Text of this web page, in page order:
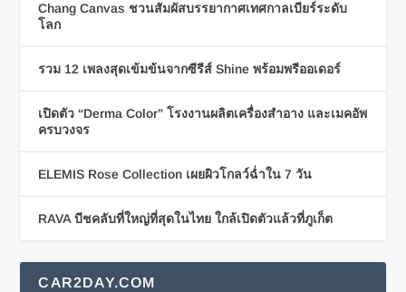
Chang Canvas ชวนสัมผัสบรรยากาศเทศกาลเบียร์ระดับ
โลก
รวม 12 เพลงสุดเข้มข้นจากซีรีส์ Shine พร้อมพรีออเดอร์
เปิดตัว “Derma Color” โรงงานผลิตเครื่องสำอาง และเมคอัพ
ครบวงจร
ELEMIS Rose Collection เผยผิวโกลว์ฉ่ำใน 7 วัน
RAVA บีชคลับที่ใหญ่ที่สุดในไทย ใกล้เปิดตัวแล้วที่ภูเก็ต
CAR2DAY.COM